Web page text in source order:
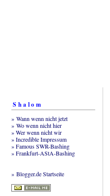
Shalom
» Wann wenn nicht jetzt
» Wo wenn nicht hier
» Wer wenn nicht wir
» Incredible Impressum
» Famous SWR-Bashing
» Frankfurt-AStA-Bashing
» Blogger.de Startseite